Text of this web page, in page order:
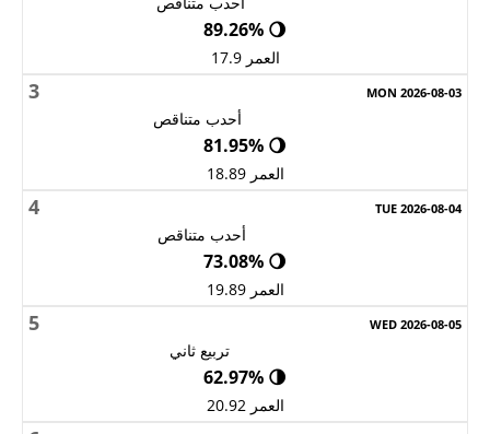
🌖 89.26%
العمر 17.9
3
أحدب متناقص
🌖 81.95%
العمر 18.89
4
أحدب متناقص
🌖 73.08%
العمر 19.89
5
تربيع ثاني
🌗 62.97%
العمر 20.92